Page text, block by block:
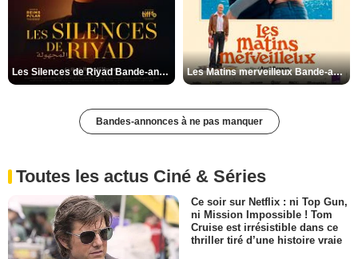
Les Silences de Riyad Bande-annonce VO STFR Les Matins merveilleux Bande-annonce VF
Bandes-annonces à ne pas manquer
Toutes les actus Ciné & Séries
Ce soir sur Netflix : ni Top Gun,
ni Mission Impossible ! Tom
Cruise est irrésistible dans ce
thriller tiré d’une histoire vraie